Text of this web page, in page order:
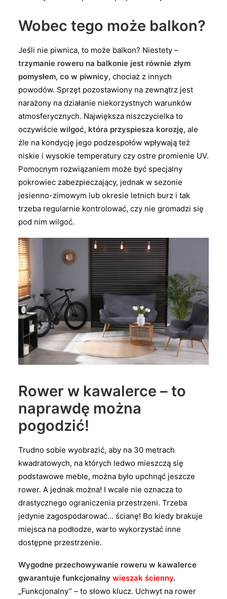
Wobec tego może balkon?
Jeśli nie piwnica, to może balkon? Niestety –
trzymanie roweru na balkonie jest równie złym
pomysłem, co w piwnicy, chociaż z innych
powodów. Sprzęt pozostawiony na zewnątrz jest
narażony na działanie niekorzystnych warunków
atmosferycznych. Największa niszczycielka to
oczywiście wilgoć, która przyspiesza korozję, ale
źle na kondycję jego podzespołów wpływają też
niskie i wysokie temperatury czy ostre promienie UV.
Pomocnym rozwiązaniem może być specjalny
pokrowiec zabezpieczający, jednak w sezonie
jesienno-zimowym lub okresie letnich burz i tak
trzeba regularnie kontrolować, czy nie gromadzi się
pod nim wilgoć.
Rower w kawalerce – to
naprawdę można
pogodzić!
Trudno sobie wyobrazić, aby na 30 metrach
kwadratowych, na których ledwo mieszczą się
podstawowe meble, można było upchnąć jeszcze
rower. A jednak można! I wcale nie oznacza to
drastycznego ograniczenia przestrzeni. Trzeba
jedynie zagospodarować… ścianę! Bo kiedy brakuje
miejsca na podłodze, warto wykorzystać inne
dostępne przestrzenie.
Wygodne przechowywanie roweru w kawalerce
gwarantuje funkcjonalny wieszak ścienny.
„Funkcjonalny” – to słowo klucz. Uchwyt na rower